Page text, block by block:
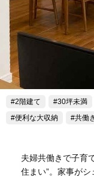
2階建て 30坪未満
便利な大収納
共働
夫婦共働きで子育
住まい”。家事が